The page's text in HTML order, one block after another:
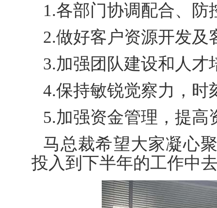
1.各部门协调配合、防
2.做好客户资源开发及
3.加强团队建设和人才
4.保持敏锐觉察力，时
5.加强资金管理，提高
马总裁希望大家凝心
投入到下半年的工作中